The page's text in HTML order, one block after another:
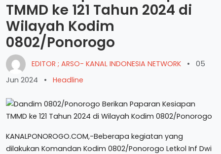
TMMD ke 121 Tahun 2024 di
Wilayah Kodim
0802/Ponorogo
EDITOR ; ARSO- KANAL INDONESIA NETWORK •
05
Jun 2024
• Headline
KANALPONOROGO.COM,-Beberapa kegiatan yang
dilakukan Komandan Kodim 0802/Ponorogo Letkol Inf Dwi